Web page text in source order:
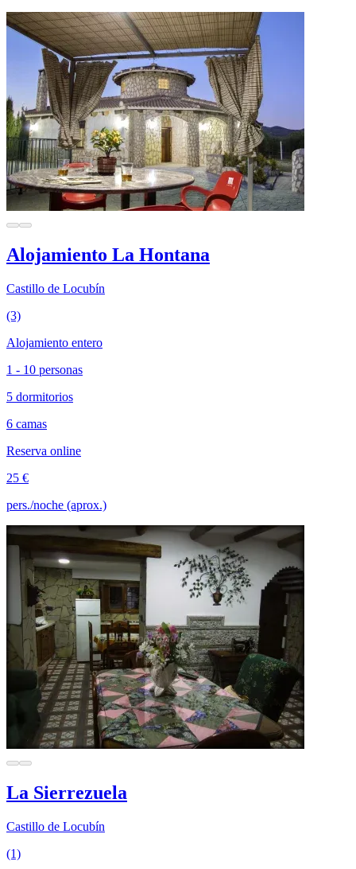
Alojamiento La Hontana
Castillo de Locubín
(3)
Alojamiento entero
1 - 10 personas
5 dormitorios
6 camas
Reserva online
25 €
pers./noche (aprox.)
La Sierrezuela
Castillo de Locubín
(1)